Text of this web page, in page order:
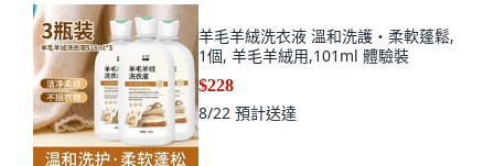
羊毛羊絨洗衣液 溫和洗護・柔軟蓬鬆,
1個, 羊毛羊絨用,101ml 體驗裝
$228
8/22 預計送達